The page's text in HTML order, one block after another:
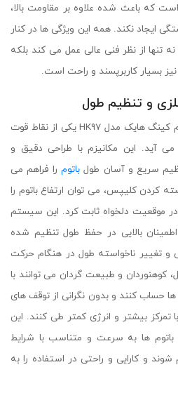
که باعث شده علاوه بر مقاومت بالا،
ایجاد نکند. همه این ویژگی ها در کنار
تنها از نظر فنی عالی عمل می کند بلکه
بسیار کاربرپسند و راحت است.
و تنظیم طول
سیستم قفل کلیپسی فلزی باتوم کینگ هایک مدل HK97 یکی از نقاط قوت
آید. این مکانیزم با طراحی دقیق و
سریع و آسان طولباتوم را فراهم می
کردن کلیپس، می توان ارتفاع باتوم را
در موقعیت دلخواه ثابت کرد. این سیستم
بالایی در حفظ طول تنظیم شده
و تغییر ناخواسته طول در هنگام حرکت
و طبیعت گردان می توانند با
ها حساب کنند و بدون نگرانی از توقف های
تمرکز بیشتر و انرژی کمتر طی کنند. این
ها به سرعت و متناسب با شرایط
و کارایی و راحتی در استفاده را به